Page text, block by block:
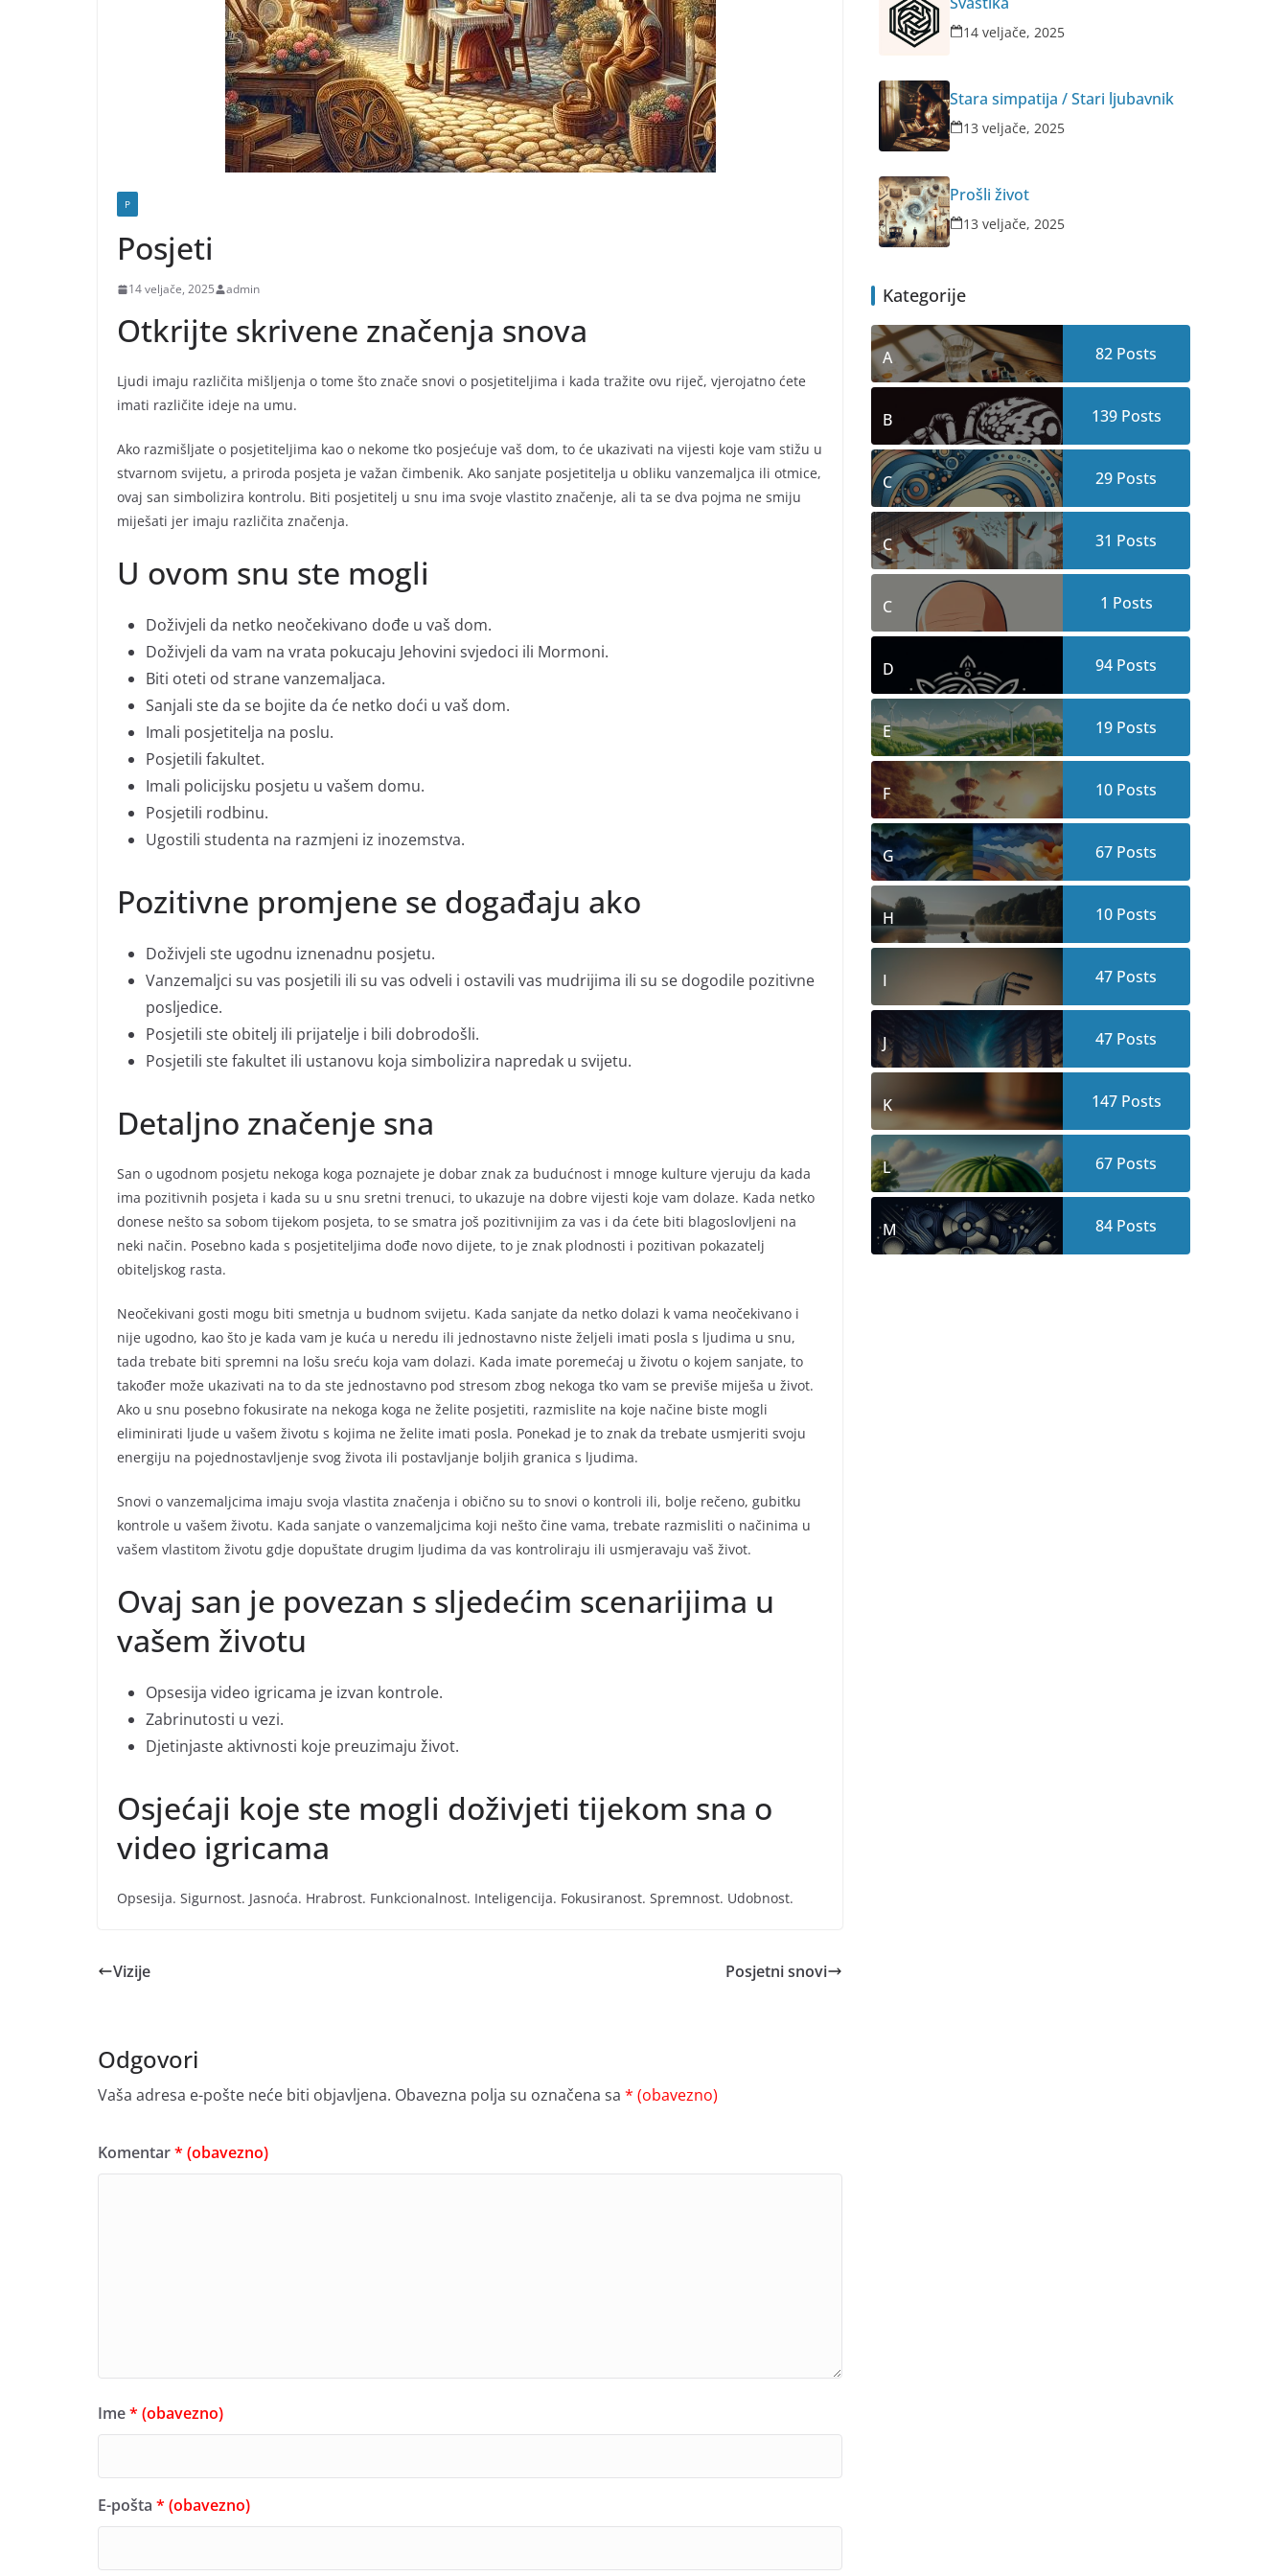
P
Posjeti
14 veljače, 2025 admin
Otkrijte skrivene značenja snova
Ljudi imaju različita mišljenja o tome što znače snovi o posjetiteljima i kada tražite ovu riječ, vjerojatno ćete
imati različite ideje na umu.
Ako razmišljate o posjetiteljima kao o nekome tko posjećuje vaš dom, to će ukazivati na vijesti koje vam stižu u
stvarnom svijetu, a priroda posjeta je važan čimbenik. Ako sanjate posjetitelja u obliku vanzemaljca ili otmice,
ovaj san simbolizira kontrolu. Biti posjetitelj u snu ima svoje vlastito značenje, ali ta se dva pojma ne smiju
miješati jer imaju različita značenja.
U ovom snu ste mogli
Doživjeli da netko neočekivano dođe u vaš dom.
Doživjeli da vam na vrata pokucaju Jehovini svjedoci ili Mormoni.
Biti oteti od strane vanzemaljaca.
Sanjali ste da se bojite da će netko doći u vaš dom.
Imali posjetitelja na poslu.
Posjetili fakultet.
Imali policijsku posjetu u vašem domu.
Posjetili rodbinu.
Ugostili studenta na razmjeni iz inozemstva.
Pozitivne promjene se događaju ako
Doživjeli ste ugodnu iznenadnu posjetu.
Vanzemaljci su vas posjetili ili su vas odveli i ostavili vas mudrijima ili su se dogodile pozitivne
posljedice.
Posjetili ste obitelj ili prijatelje i bili dobrodošli.
Posjetili ste fakultet ili ustanovu koja simbolizira napredak u svijetu.
Detaljno značenje sna
San o ugodnom posjetu nekoga koga poznajete je dobar znak za budućnost i mnoge kulture vjeruju da kada
ima pozitivnih posjeta i kada su u snu sretni trenuci, to ukazuje na dobre vijesti koje vam dolaze. Kada netko
donese nešto sa sobom tijekom posjeta, to se smatra još pozitivnijim za vas i da ćete biti blagoslovljeni na
neki način. Posebno kada s posjetiteljima dođe novo dijete, to je znak plodnosti i pozitivan pokazatelj
obiteljskog rasta.
Neočekivani gosti mogu biti smetnja u budnom svijetu. Kada sanjate da netko dolazi k vama neočekivano i
nije ugodno, kao što je kada vam je kuća u neredu ili jednostavno niste željeli imati posla s ljudima u snu,
tada trebate biti spremni na lošu sreću koja vam dolazi. Kada imate poremećaj u životu o kojem sanjate, to
također može ukazivati na to da ste jednostavno pod stresom zbog nekoga tko vam se previše miješa u život.
Ako u snu posebno fokusirate na nekoga koga ne želite posjetiti, razmislite na koje načine biste mogli
eliminirati ljude u vašem životu s kojima ne želite imati posla. Ponekad je to znak da trebate usmjeriti svoju
energiju na pojednostavljenje svog života ili postavljanje boljih granica s ljudima.
Snovi o vanzemaljcima imaju svoja vlastita značenja i obično su to snovi o kontroli ili, bolje rečeno, gubitku
kontrole u vašem životu. Kada sanjate o vanzemaljcima koji nešto čine vama, trebate razmisliti o načinima u
vašem vlastitom životu gdje dopuštate drugim ljudima da vas kontroliraju ili usmjeravaju vaš život.
Ovaj san je povezan s sljedećim scenarijima u
vašem životu
Opsesija video igricama je izvan kontrole.
Zabrinutosti u vezi.
Djetinjaste aktivnosti koje preuzimaju život.
Osjećaji koje ste mogli doživjeti tijekom sna o
video igricama
Opsesija. Sigurnost. Jasnoća. Hrabrost. Funkcionalnost. Inteligencija. Fokusiranost. Spremnost. Udobnost.
Vizije Posjetni snovi
Odgovori
Vaša adresa e-pošte neće biti objavljena. Obavezna polja su označena sa * (obavezno)
Komentar* (obavezno)
Ime* (obavezno)
E-pošta * (obavezno)
14 veljače, 2025
Stara simpatija / Stari ljubavnik
13 veljače, 2025
Prošli život
13 veljače, 2025
Kategorije
A 82 Posts
B 139Posts
C 29 Posts
C 31 Posts
C 1 Posts
D 94 Posts
E 19 Posts
F 10 Posts
G 67 Posts
H 10 Posts
I 47 Posts
J 47 Posts
K 147Posts
L 67 Posts
M 84 Posts